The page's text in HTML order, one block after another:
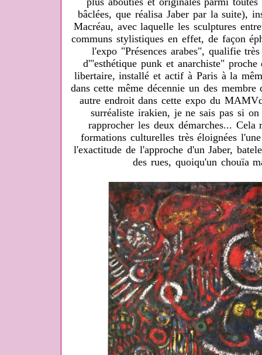
bâclées, que réalisa Jaber par la suite),
Macréau, avec laquelle les sculptures
communs stylistiques en effet, de façon
l'expo "Présences arabes", qualifie
d'"esthétique punk et anarchiste"
libertaire, installé et actif à Paris à la
dans cette même décennie un des
autre endroit dans cette expo du
surréaliste irakien, je ne sais pas si
rapprocher les deux démarches...
formations culturelles très éloignées
l'exactitude de l'approche d'un Jaber,
des rues, quoiqu'un chouïa